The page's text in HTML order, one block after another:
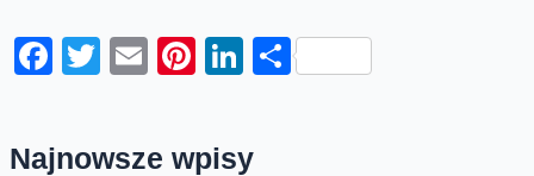
Facebook
Twitter
EmailPinterest
LinkedIn
Share
Najnowsze wpisy